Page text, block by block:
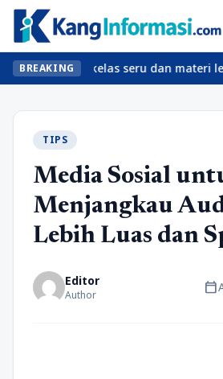
BREAKINGkelas seru dan materi
TIPS
Media Sosial
Menjangkau
Lebih Luas dan
Editor
Author calendar_today